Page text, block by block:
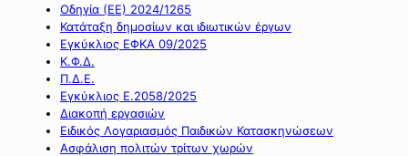
Οδηγία (ΕΕ) 2024/1265
Κατάταξη δημοσίων και ιδιωτικών έργων
Εγκύκλιος ΕΦΚΑ 09/2025
Κ.Φ.Δ.
Π.Δ.Ε.
Εγκύκλιος Ε.2058/2025
Διακοπή εργασιών
Ειδικός Λογαριασμός Παιδικών Κατασκηνώσεων
Ασφάλιση πολιτών τρίτων χωρών